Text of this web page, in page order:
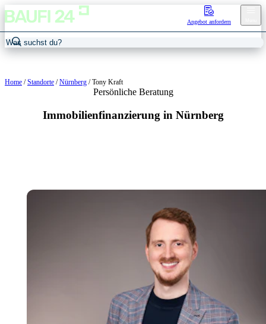
Angebot anfordern
Home /Standorte /Nürnberg /Tony Kraft
Persönliche Beratung
Immobilienfinanzierung in Nürnberg